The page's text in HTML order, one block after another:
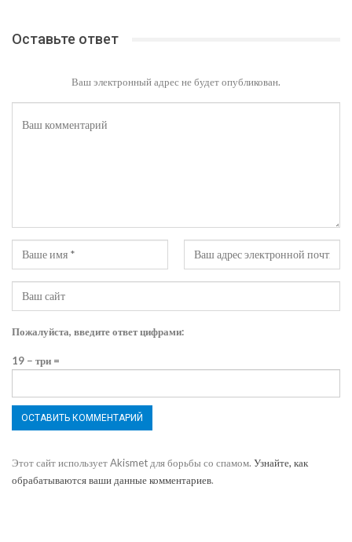
Оставьте ответ
Ваш электронный адрес не будет опубликован.
Пожалуйста, введите ответ цифрами:
19 − три =
Этот сайт использует Akismet для борьбы со спамом. Узнайте, как
обрабатываются ваши данные комментариев.